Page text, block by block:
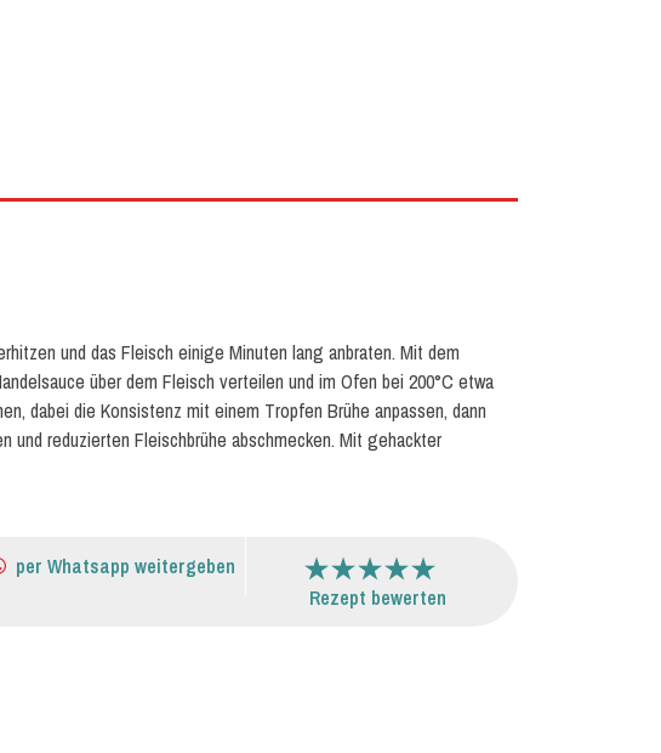
und das Fleisch einige Minuten lang anbraten. Mit dem
über dem Fleisch verteilen und im Ofen bei 200°C etwa
dabei die Konsistenz mit einem Tropfen Brühe anpassen, dann
reduzierten Fleischbrühe abschmecken. Mit gehackter
per Whatsapp weitergeben
Rezept bewerten